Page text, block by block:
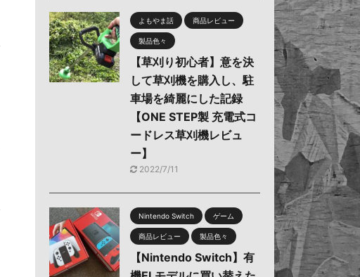
よもやま話 商品レビュー
製品色々
【草刈り初心者】意を決
して草刈機を購入し、駐
車場を綺麗にした記録
【ONE STEP製 充電式コ
ードレス草刈機レビュ
ー】
2022/7/11
Nintendo Switch ゲーム
商品レビュー 製品色々
【Nintendo Switch】有